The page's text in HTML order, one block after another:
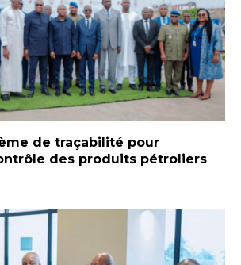
de traçabilité pour
des produits pétroliers